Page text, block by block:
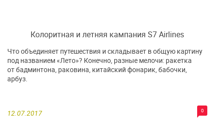
Колоритная и летняя кампания S7 Airlines
12.07.2017 0
Что объединяет путешествия и складывает в общую картину
под названием «Лето»? Конечно, разные мелочи: ракетка
от бадминтона, раковина, китайский фонарик, бабочки,
арбуз.